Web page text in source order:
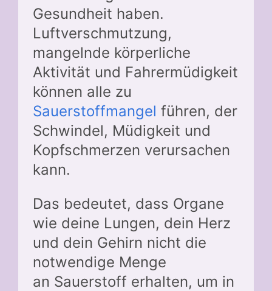
Gesundheit haben.
Luftverschmutzung,
mangelnde körperliche
Aktivität und Fahrermüdigkeit
können alle zu
Sauerstoffmangel führen, der
Schwindel, Müdigkeit und
Kopfschmerzen verursachen
kann.
Das bedeutet, dass Organe
wie deine Lungen, dein Herz
und dein Gehirn nicht die
notwendige Menge
an Sauerstoff erhalten, um in